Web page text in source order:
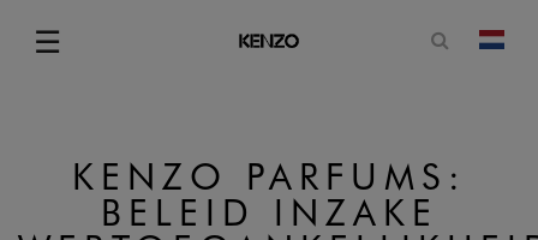
☰
Open
KENZO PARFUMS:
BELEID INZAKE